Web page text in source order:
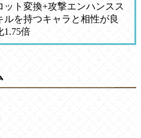
ト変換+攻撃エンハンスス
ルを持つキャラと相性が良
1.75倍